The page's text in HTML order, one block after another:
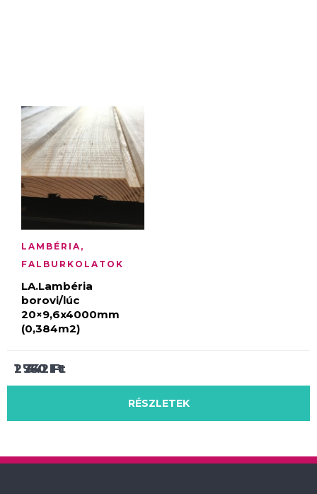
1 950Ft
RÉSZLETEK
1 760Ft
RÉSZLETEK
LAMBÉRIA,
FALBURKOLATOK
LA.Lambéria
borovi/lúc
20×9,6x4000mm
(0,384m2)
2 342Ft
RÉSZLETEK